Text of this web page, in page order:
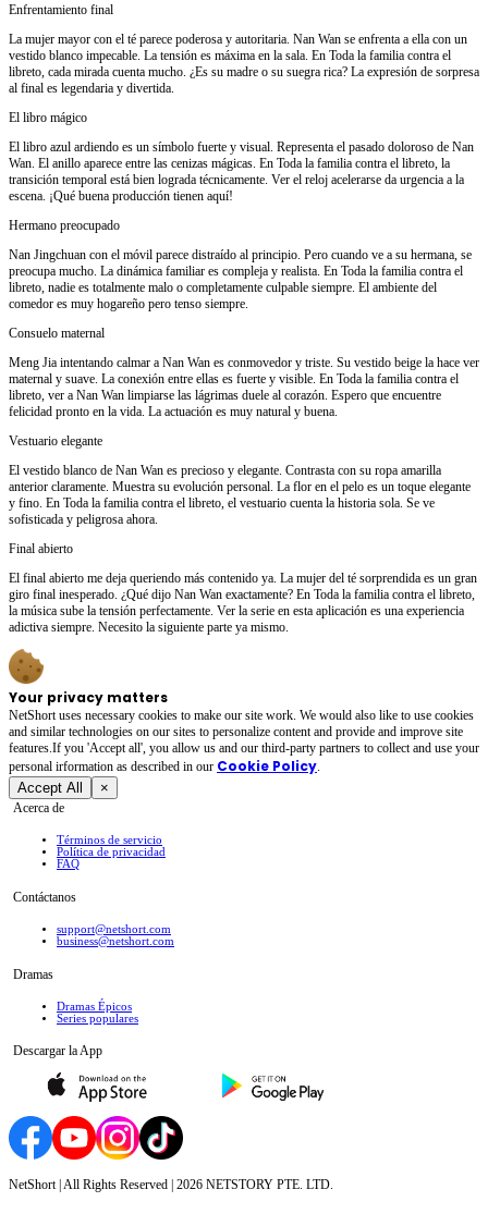
Enfrentamiento final
La mujer mayor con el té parece poderosa y autoritaria. Nan Wan se enfrenta a ella con un
vestido blanco impecable. La tensión es máxima en la sala. En Toda la familia contra el
libreto, cada mirada cuenta mucho. ¿Es su madre o su suegra rica? La expresión de sorpresa
al final es legendaria y divertida.
El libro mágico
El libro azul ardiendo es un símbolo fuerte y visual. Representa el pasado doloroso de Nan
Wan. El anillo aparece entre las cenizas mágicas. En Toda la familia contra el libreto, la
transición temporal está bien lograda técnicamente. Ver el reloj acelerarse da urgencia a la
escena. ¡Qué buena producción tienen aquí!
Hermano preocupado
Nan Jingchuan con el móvil parece distraído al principio. Pero cuando ve a su hermana, se
preocupa mucho. La dinámica familiar es compleja y realista. En Toda la familia contra el
libreto, nadie es totalmente malo o completamente culpable siempre. El ambiente del
comedor es muy hogareño pero tenso siempre.
Consuelo maternal
Meng Jia intentando calmar a Nan Wan es conmovedor y triste. Su vestido beige la hace ver
maternal y suave. La conexión entre ellas es fuerte y visible. En Toda la familia contra el
libreto, ver a Nan Wan limpiarse las lágrimas duele al corazón. Espero que encuentre
felicidad pronto en la vida. La actuación es muy natural y buena.
Vestuario elegante
El vestido blanco de Nan Wan es precioso y elegante. Contrasta con su ropa amarilla
anterior claramente. Muestra su evolución personal. La flor en el pelo es un toque elegante
y fino. En Toda la familia contra el libreto, el vestuario cuenta la historia sola. Se ve
sofisticada y peligrosa ahora.
Final abierto
El final abierto me deja queriendo más contenido ya. La mujer del té sorprendida es un gran
giro final inesperado. ¿Qué dijo Nan Wan exactamente? En Toda la familia contra el libreto,
la música sube la tensión perfectamente. Ver la serie en esta aplicación es una experiencia
adictiva siempre. Necesito la siguiente parte ya mismo.
Your privacy matters
NetShort uses necessary cookies to make our site work. We would also like to use cookies
and similar technologies on our sites to personalize content and provide and improve site
features.If you 'Accept all', you allow us and our third-party partners to collect and use your
personal irformation as described in our Cookie Policy.
Accept All ×
Acerca de
Términos de servicio
Política de privacidad
FAQ
Contáctanos
support@netshort.com
business@netshort.com
Dramas
Dramas Épicos
Series populares
Descargar la App
NetShort | All Rights Reserved | 2026 NETSTORY PTE. LTD.